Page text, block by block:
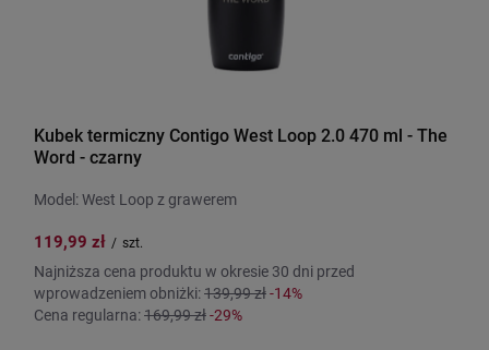
Kubek termiczny Contigo West Loop 2.0 470 ml - The
Word - czarny
Model: West Loop z grawerem
119,99 zł / szt.
Najniższa cena produktu w okresie 30 dni przed
wprowadzeniem obniżki:139,99 zł-14%
Cena regularna:169,99 zł-29%